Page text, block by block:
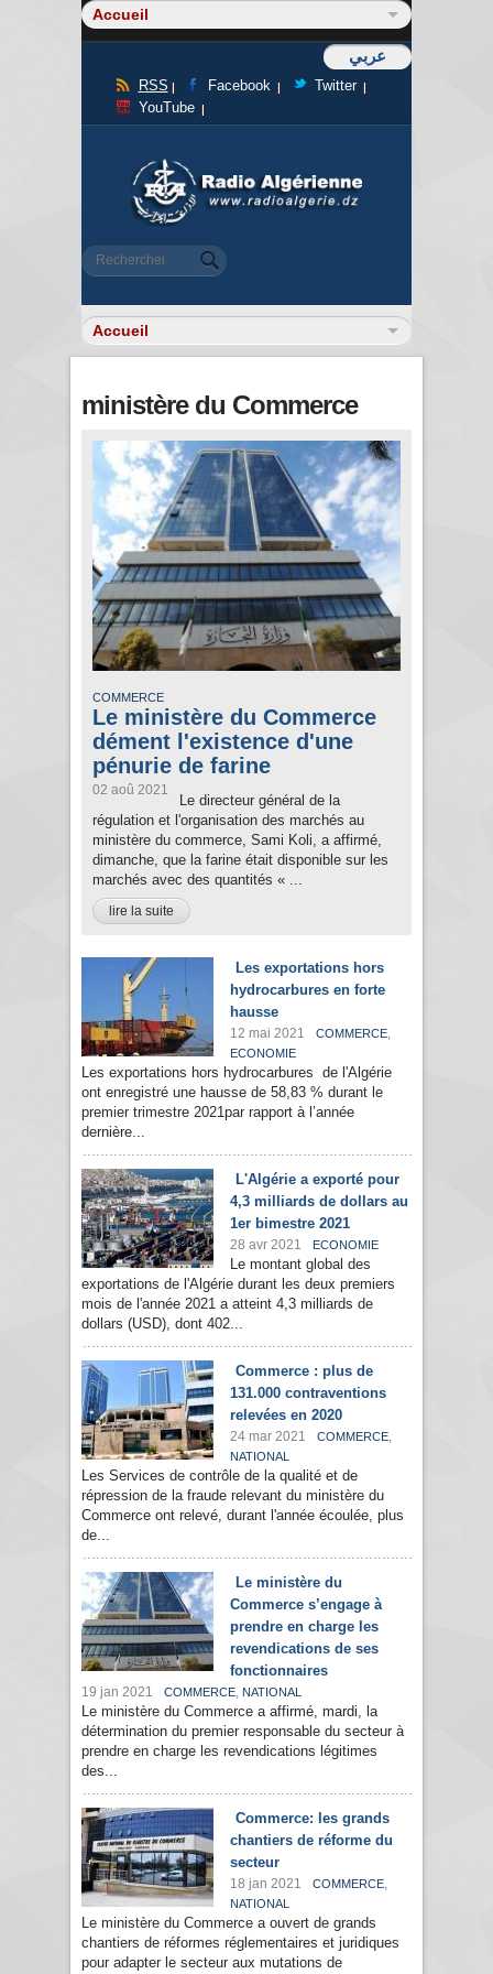
عربي
RSS Facebook
Twitter
YouTube
Formulaire de recherche
Rechercher
ministère du Commerce
COMMERCE
Le ministère du Commerce
dément l'existence d'une
pénurie de farine
02 aoû 2021
Le directeur général de la
régulation et l'organisation des marchés au
ministère du commerce, Sami Koli, a affirmé,
dimanche, que la farine était disponible sur les
marchés avec des quantités « ...
lire la suite
Les exportations hors
hydrocarbures en forte
hausse
12 mai 2021 COMMERCE,
ECONOMIE
Les exportations hors hydrocarbures de l'Algérie
ont enregistré une hausse de 58,83 % durant le
premier trimestre 2021par rapport à l’année
dernière...
L'Algérie a exporté pour
4,3 milliards de dollars au
1er bimestre 2021
28 avr 2021 ECONOMIE
Le montant global des
exportations de l'Algérie durant les deux premiers
mois de l'année 2021 a atteint 4,3 milliards de
dollars (USD), dont 402...
Commerce : plus de
131.000 contraventions
relevées en 2020
24 mar 2021 COMMERCE,
NATIONAL
Les Services de contrôle de la qualité et de
répression de la fraude relevant du ministère du
Commerce ont relevé, durant l'année écoulée, plus
de...
Le ministère du
Commerce s’engage à
prendre en charge les
revendications de ses
fonctionnaires
19 jan 2021 COMMERCE, NATIONAL
Le ministère du Commerce a affirmé, mardi, la
détermination du premier responsable du secteur à
prendre en charge les revendications légitimes
des...
Commerce: les grands
chantiers de réforme du
secteur
18 jan 2021 COMMERCE,
NATIONAL
Le ministère du Commerce a ouvert de grands
chantiers de réformes réglementaires et juridiques
pour adapter le secteur aux mutations de